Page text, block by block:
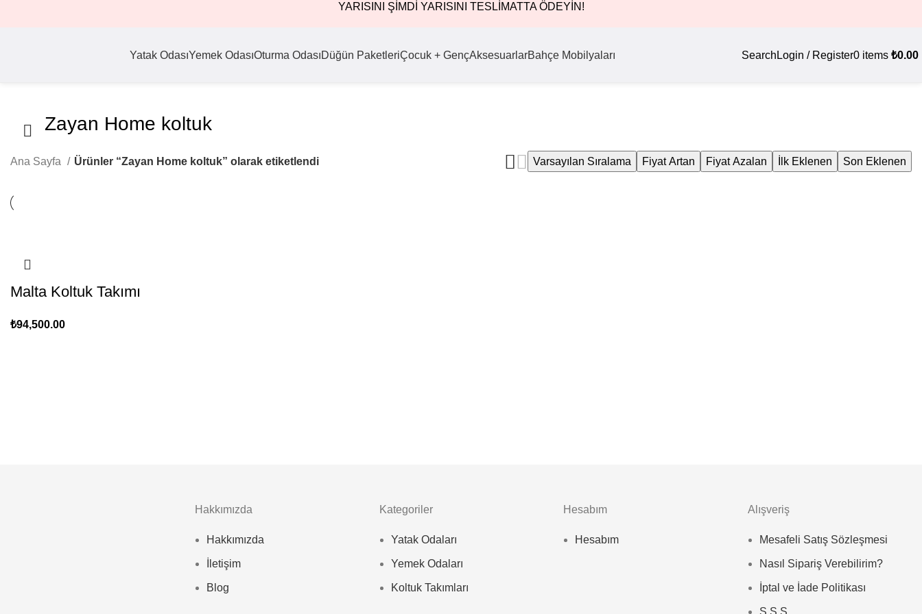
YARISINI ŞİMDİ YARISINI TESLİMATTA ÖDEYİN!
Yatak OdasıYemek OdasıOturma OdasıDüğün PaketleriÇocuk + GençAksesuarlarBahçe Mobilyaları Search Login / Register0 items ₺0.00
Zayan Home koltuk
Ana Sayfa Ürünler “Zayan Home koltuk” olarak etiketlendi Varsayılan Sıralama Fiyat Artan Fiyat Azalan İlk Eklenen Son Eklenen
Malta Koltuk Takımı
₺94,500.00
Hakkımızda
Hakkımızda
İletişim
Blog
Kategoriler
Yatak Odaları
Yemek Odaları
Koltuk Takımları
Hesabım
Hesabım
Alışveriş
Mesafeli Satış Sözleşmesi
Nasıl Sipariş Verebilirim?
İptal ve İade Politikası
S.S.S